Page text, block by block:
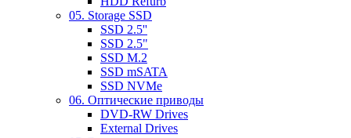
05. Storage SSD
SSD 2.5''
SSD 2.5"
SSD M.2
SSD mSATA
SSD NVMe
06. Оптические приводы
DVD-RW Drives
External Drives